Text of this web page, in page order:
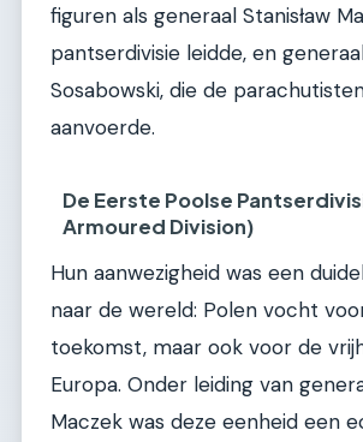
figuren als generaal Stanisław
pantserdivisie leidde, en
Sosabowski, die de
aanvoerde.
De Eerste Poolse
Armoured Division)
Hun aanwezigheid was een
naar de wereld: Polen vocht
toekomst, maar ook voor de
Europa. Onder leiding van
Maczek was deze eenheid een